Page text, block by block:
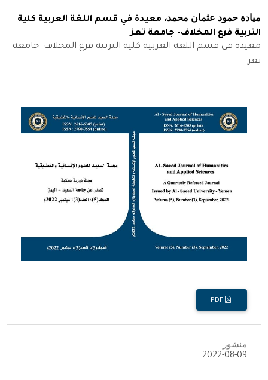
ميادة حمود عثمان محمد، معيدة في قسم اللغة العربية كلية
التربية فرع المخلاف- جامعة تعز
معيدة في قسم اللغة العربية كلية التربية فرع المخلاف- جامعة
تعز
منشور
2022-08-09